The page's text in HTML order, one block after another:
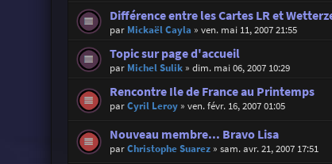
Différence entre les Cartes LR et
par Mickaël Cayla » ven. mai 11, 2007 21:55
Topic sur page d'accueil
par Michel Sulik» dim. mai 06, 2007 10:29
Rencontre Ile de France au Printemps
parCyril Leroy» ven. févr. 16, 2007 01:05
Nouveau membre... Bravo Lisa
parChristophe Suarez» sam. avr. 21, 2007 17:51